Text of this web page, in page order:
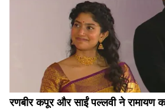
रणबीर कपूर और साईं पल्लवी ने रामायण